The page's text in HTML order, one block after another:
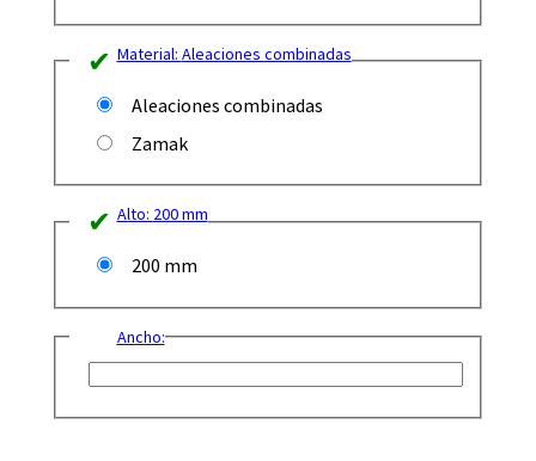
Material: Aleaciones combinadas
Aleaciones combinadas
Zamak
Alto: 200 mm
200 mm
Ancho: